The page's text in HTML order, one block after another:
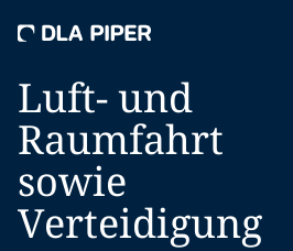
Luft- und
Raumfahrt
sowie
Verteidigung